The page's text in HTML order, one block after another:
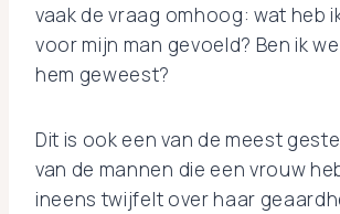
vaak de vraag omhoog: wat heb
voor mijn man gevoeld? Ben ik
hem geweest?
Dit is ook een van de meest
van de mannen die een vrouw
ineens twijfelt over haar